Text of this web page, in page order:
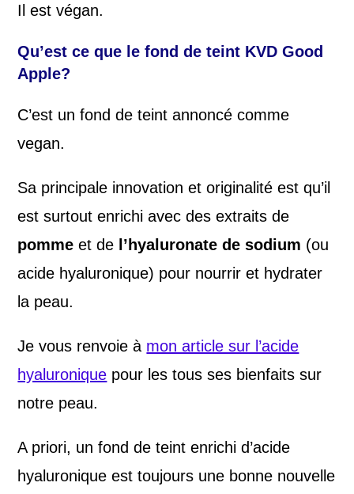
Il est végan.
Qu’est ce que le fond de teint KVD Good
Apple?
C’est un fond de teint annoncé comme
vegan.
Sa principale innovation et originalité est qu’il
est surtout enrichi avec des extraits de
pommeet de l’hyaluronate de sodium (ou
acide hyaluronique) pour nourrir et hydrater
la peau.
Je vous renvoie à mon article sur l’acide
hyaluronique pour les tous ses bienfaits sur
notre peau.
A priori, un fond de teint enrichi d’acide
hyaluronique est toujours une bonne nouvelle